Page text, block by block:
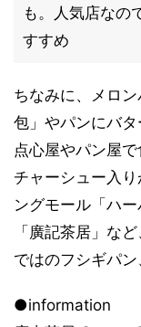
も。人気店なの
すすめ
ちなみに、メロ
包」やパンにバ
点心屋やパン屋
チャーシュー入
ングモール「ハ
「廣記茶居」な
ではのフシギパ
●information